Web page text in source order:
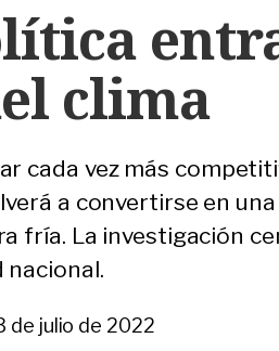
clima
cada vez más
a convertirse en
fría. La investigación
nacional.
de julio de 2022